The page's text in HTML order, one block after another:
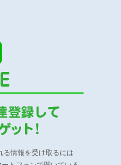
る情報を受け取るには